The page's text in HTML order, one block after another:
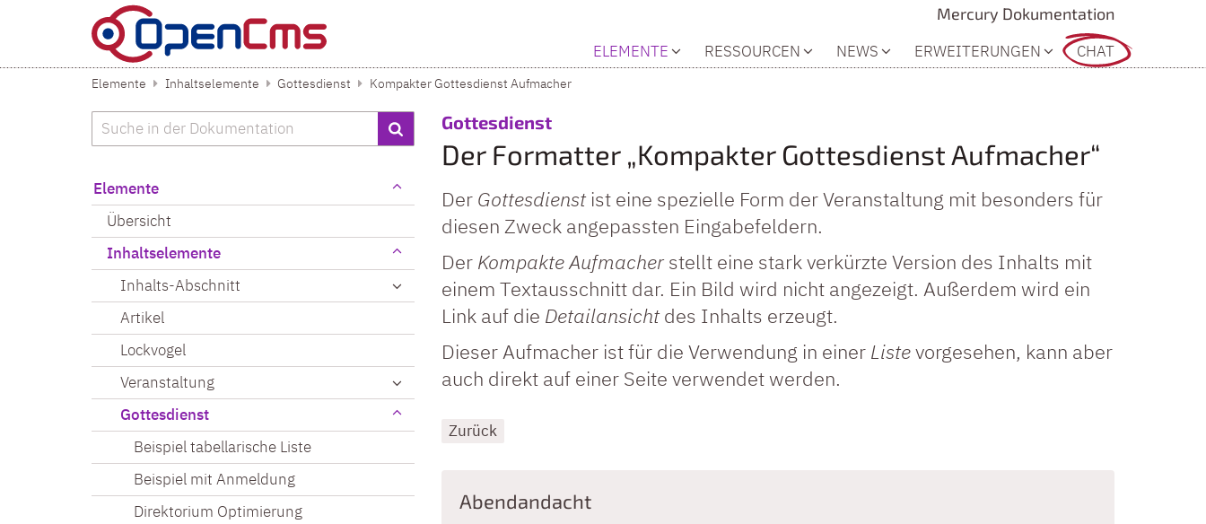
Zum Inhalt springen
Mercury Dokumentation
ELEMENTE
RESSOURCEN NEWS ERWEITERUNGEN CHAT
Elemente Inhaltselemente Gottesdienst Kompakter Gottesdienst Aufmacher
Gottesdienst:
Der Formatter „Kompakter Gottesdienst Aufmacher“
Der Gottesdienstist eine spezielle Form der Veranstaltung mit besonders für
diesen Zweck angepassten Eingabefeldern.
Der Kompakte Aufmacherstellt eine stark verkürzte Version des Inhalts mit
einem Textausschnitt dar. Ein Bild wird nicht angezeigt. Außerdem wird ein
Link auf die Detailansichtdes Inhalts erzeugt.
Dieser Aufmacher ist für die Verwendung in einer Listevorgesehen, kann aber
auch direkt auf einer Seite verwendet werden.
Zurück
Abendandacht
Suche
Elemente
Übersicht
Inhaltselemente
Inhalts-Abschnitt
Artikel
Lockvogel
Veranstaltung
Gottesdienst
Beispiel tabellarische Liste
Beispiel mit Anmeldung
Direktorium Optimierung